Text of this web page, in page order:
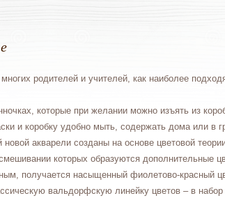
родителей и учителей, как наиболее
которые при желании можно изъять из
и коробку удобно мыть, содержать дома или в
акварели созданы на основе цветовой
которых образуются дополнительные
получается насыщенный фиолетово-красный
вальдорфскую линейку цветов – в